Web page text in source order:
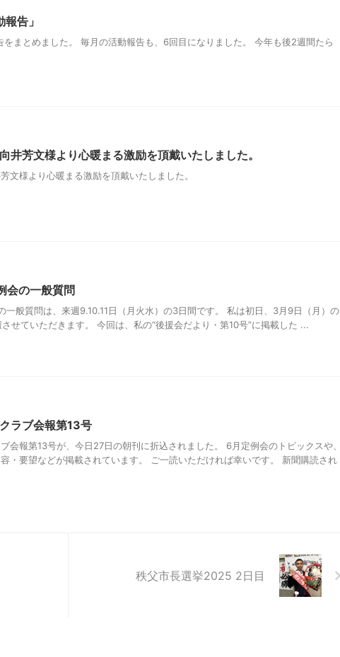
告」
をまとめました。 毎月の活動報告も、6回目になりました。 今年も後2週間たら
井芳文様より心暖まる激励を頂戴いたしました。
文様より心暖まる激励を頂戴いたしました。
会の一般質問
一般質問は、来週9.10.11日（月火水）の3日間です。 私は初日、3月9日（月）の
せていただきます。 今回は、私の“後援会だより・第10号”に掲載した ...
ラブ会報第13号
会報第13号が、今日27日の朝刊に折込されました。 6月定例会のトピックスや、
・要望などが掲載されています。 ご一読いただければ幸いです。 新聞購読され
秩父市長選挙2025 2日目